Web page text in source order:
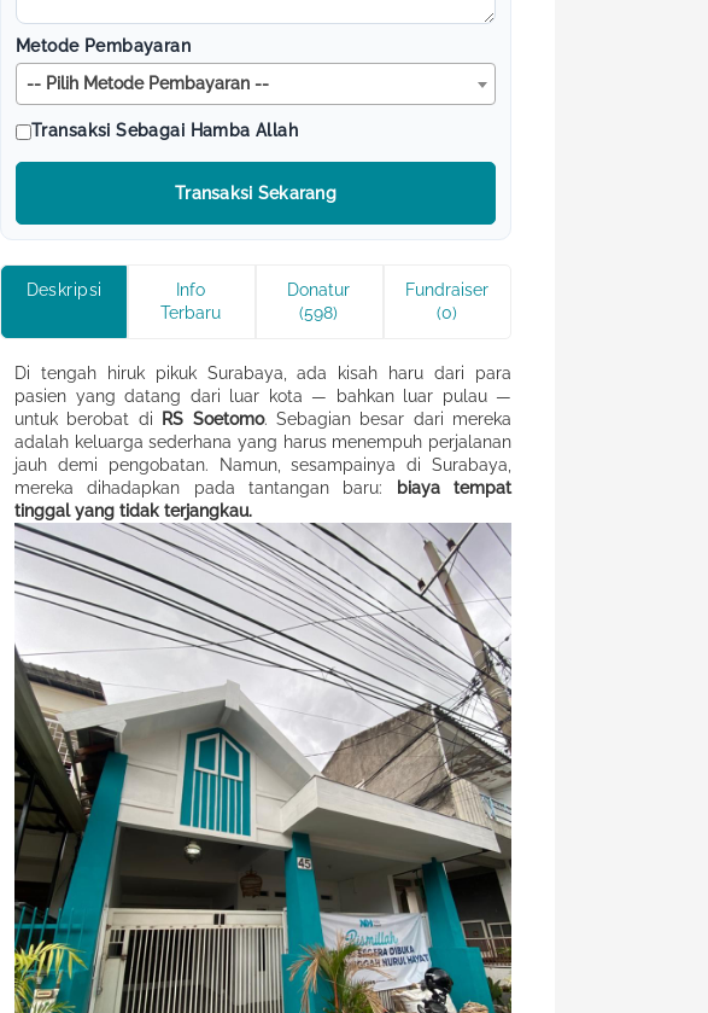
Metode Pembayaran
-- Pilih Metode Pembayaran --
Transaksi Sebagai Hamba Allah
Transaksi Sekarang
Deskripsi
Info
Terbaru
Donatur
(598)
Fundraiser
(0)
Di tengah hiruk pikuk Surabaya, ada kisah haru dari para
pasien yang datang dari luar kota — bahkan luar pulau —
untuk berobat di
RS Soetomo. Sebagian besar dari mereka
adalah keluarga sederhana yang harus menempuh perjalanan
jauh demi pengobatan. Namun, sesampainya di Surabaya,
mereka dihadapkan pada tantangan baru:
biaya tempat
tinggal yang tidak terjangkau.